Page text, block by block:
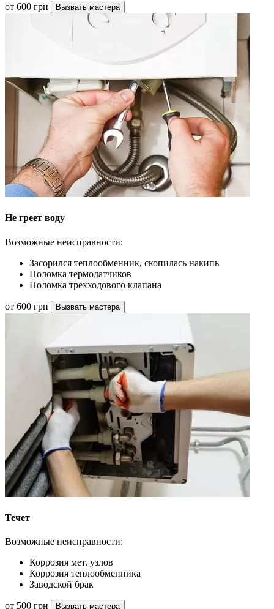
от 600 грн Вызвать мастера
Не греет воду
Возможные неисправности:
Засорился теплообменник, скопилась накипь
Поломка термодатчиков
Поломка трехходового клапана
от 600 грн Вызвать мастера
Течет
Возможные неисправности:
Коррозия мет. узлов
Коррозия теплообменника
Заводской брак
от 500 грн Вызвать мастера